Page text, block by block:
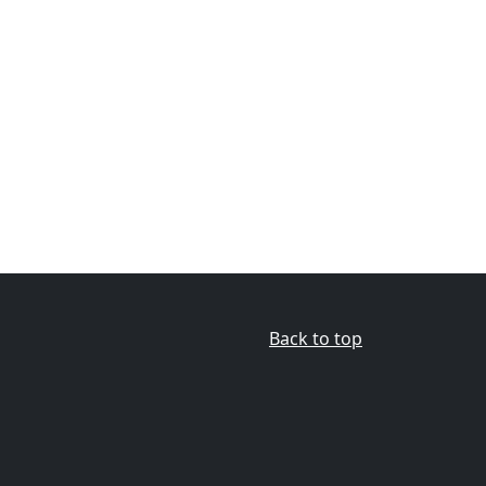
Back to top